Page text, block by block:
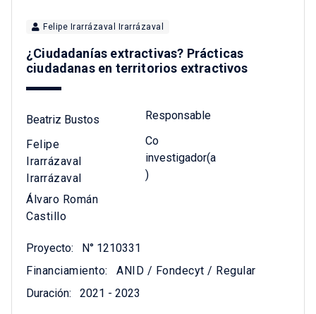
Felipe Irarrázaval Irarrázaval
¿Ciudadanías extractivas? Prácticas
ciudadanas en territorios extractivos
Beatriz Bustos Responsable
Felipe
Irarrázaval
Irarrázaval
Álvaro Román
Castillo
Co
investigador(a
)
Proyecto:
N° 1210331
Financiamiento:
ANID / Fondecyt / Regular
Duración:
2021 - 2023